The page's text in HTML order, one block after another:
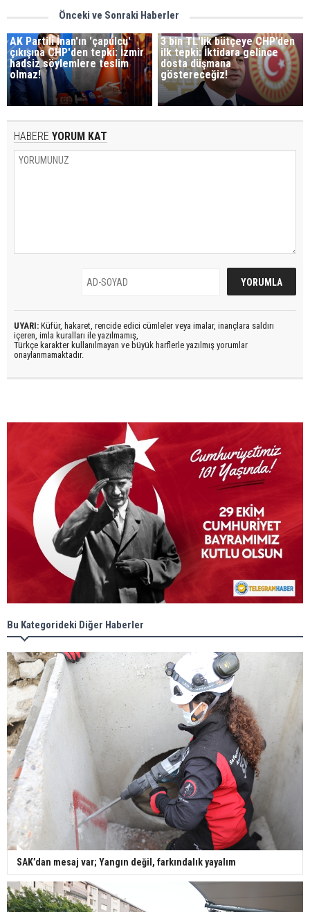
Önceki ve Sonraki Haberler
AK Partili İnan'ın 'çapulcu'
çıkışına CHP'den tepki: İzmir
hadsiz söylemlere teslim
olmaz!
3 bin TL'lik bütçeye CHP’den
ilk tepki: İktidara gelince
dosta düşmana
göstereceğiz!
HABERE YORUM KAT
UYARI: Küfür, hakaret, rencide edici cümleler veya imalar, inançlara saldırı
içeren, imla kuralları ile yazılmamış,
Türkçe karakter kullanılmayan ve büyük harflerle yazılmış yorumlar
onaylanmamaktadır.
Bu Kategorideki Diğer Haberler
SAK’dan mesaj var; Yangın değil, farkındalık yayalım